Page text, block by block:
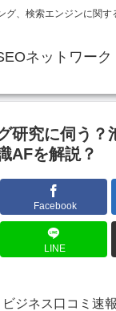
グ、検索エンジンに関す
ネットワーク
研究に伺う？
AFを解説？
Facebook
LINE
ジネス口コミ速